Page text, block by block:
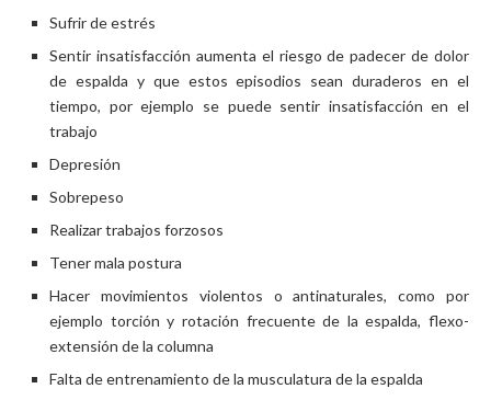
Sufrir de estrés
Sentir insatisfacción aumenta el riesgo de padecer de dolor
de espalda y que estos episodios sean duraderos en el
tiempo, por ejemplo se puede sentir insatisfacción en el
trabajo
Depresión
Sobrepeso
Realizar trabajos forzosos
Tener mala postura
Hacer movimientos violentos o antinaturales, como por
ejemplo torción y rotación frecuente de la espalda, flexo-
extensión de la columna
Falta de entrenamiento de la musculatura de la espalda